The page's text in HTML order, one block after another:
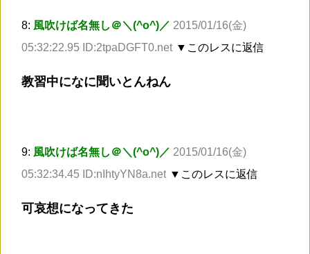
8: 風吹けば名無し＠＼(^o^)／ 2015/01/16(金)
05:32:22.95 ID:2tpaDGFT0.net ▼このレスに返信
教習中になに聞いとんねん
9: 風吹けば名無し＠＼(^o^)／ 2015/01/16(金)
05:32:34.45 ID:nIhtyYN8a.net ▼このレスに返信
可哀想になってきた